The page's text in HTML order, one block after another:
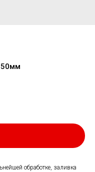
обработке, заливка